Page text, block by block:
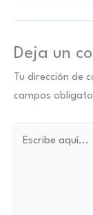
Deja un
Tu dirección de
campos